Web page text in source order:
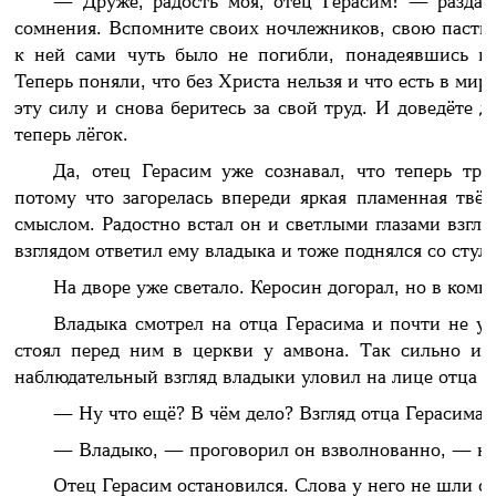
сомнения. Вспомните своих ночлежников, свою
к ней сами чуть было не погибли, понадеявшись
Теперь поняли, что без Христа нельзя и что есть в
эту силу и снова беритесь за свой труд. И доведёте
теперь лёгок.
Да, отец Герасим уже сознавал, что теперь
потому что загорелась впереди яркая пламенная
смыслом. Радостно встал он и светлыми глазами
взглядом ответил ему владыка и тоже поднялся со
На дворе уже светало. Керосин догорал, но в
Владыка смотрел на отца Герасима и почти не
стоял перед ним в церкви у амвона. Так сильно
наблюдательный взгляд владыки уловил на лице
— Ну что ещё? В чём дело? Взгляд отца Герасима
— Владыко, — проговорил он взволнованно, —
Отец Герасим остановился. Слова у него не шли с